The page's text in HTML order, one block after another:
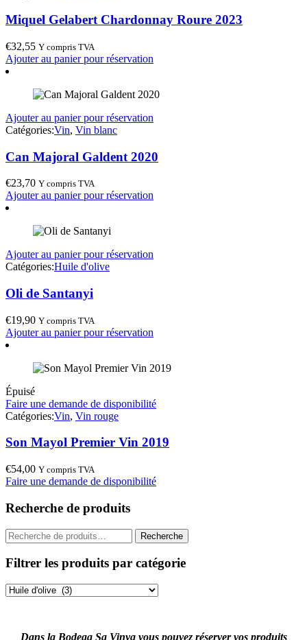
Miquel Gelabert Chardonnay Roure 2023
€32,55 Y compris TVA
Ajouter au panier pour réservation
Ajouter au panier pour réservation
Catégories:Vin, Vin blanc
Can Majoral Galdent 2020
€23,70 Y compris TVA
Ajouter au panier pour réservation
Ajouter au panier pour réservation
Catégories:Huile d'olive
Oli de Santanyi
€19,90 Y compris TVA
Ajouter au panier pour réservation
Épuisé
Faire une demande de disponibilité
Catégories:Vin, Vin rouge
Son Mayol Premier Vin 2019
€54,00 Y compris TVA
Faire une demande de disponibilité
Recherche de produits
Recherche
pour :
Recherche
Filtrer les produits par catégorie
Dans la Bodega Sa Vinya vous pouvez réserver vos produits